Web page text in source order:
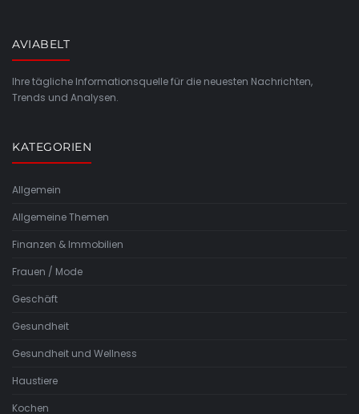
AVIABELT
Ihre tägliche Informationsquelle für die neuesten Nachrichten,
Trends und Analysen.
KATEGORIEN
Allgemein
Allgemeine Themen
Finanzen & Immobilien
Frauen / Mode
Geschäft
Gesundheit
Gesundheit und Wellness
Haustiere
Kochen